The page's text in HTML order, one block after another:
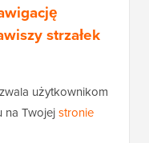
strzałek
użytkownikom
na Twojejstronie